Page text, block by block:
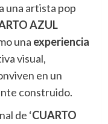
una artista pop
AZUL
una experiencia
visual,
en un
construido.
de ‘CUARTO